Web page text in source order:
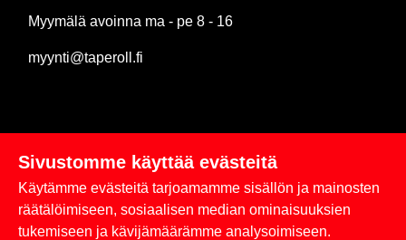
Myymälä avoinna ma - pe 8 - 16
myynti@taperoll.fi
Linkit
Rekisteriseloste
Sivustomme käyttää evästeitä
Käytämme evästeitä tarjoamamme sisällön ja mainosten
räätälöimiseen, sosiaalisen median ominaisuuksien
tukemiseen ja kävijämäärämme analysoimiseen.